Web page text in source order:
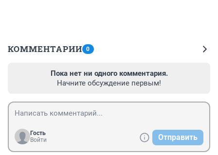
КОММЕНТАРИИ 0
Пока нет ни одного комментария.
Начните обсуждение первым!
Гость
Войти
Отправить